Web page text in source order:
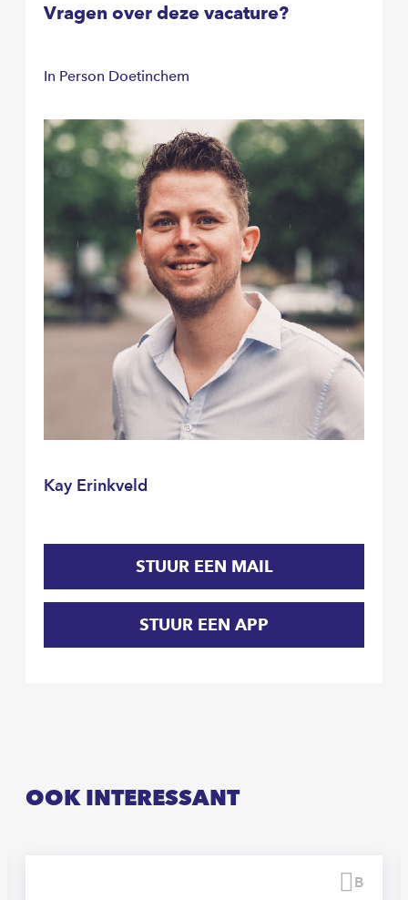
Vragen over deze vacature?
In Person Doetinchem
Kay Erinkveld
STUUR EEN MAIL
STUUR EEN APP
OOK INTERESSANT